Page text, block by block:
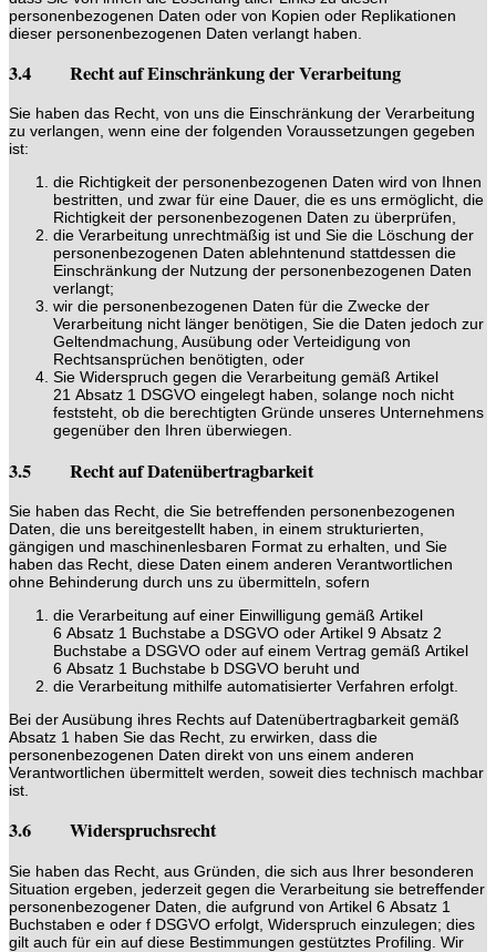
personenbezogenen Daten oder von Kopien oder Replikationen
dieser personenbezogenen Daten verlangt haben.
3.4 Recht auf Einschränkung der Verarbeitung
Sie haben das Recht, von uns die Einschränkung der Verarbeitung
zu verlangen, wenn eine der folgenden Voraussetzungen gegeben
ist:
die Richtigkeit der personenbezogenen Daten wird von Ihnen
bestritten, und zwar für eine Dauer, die es uns ermöglicht, die
Richtigkeit der personenbezogenen Daten zu überprüfen,
die Verarbeitung unrechtmäßig ist und Sie die Löschung der
personenbezogenen Daten ablehntenund stattdessen die
Einschränkung der Nutzung der personenbezogenen Daten
verlangt;
wir die personenbezogenen Daten für die Zwecke der
Verarbeitung nicht länger benötigen, Sie die Daten jedoch zur
Geltendmachung, Ausübung oder Verteidigung von
Rechtsansprüchen benötigten, oder
Sie Widerspruch gegen die Verarbeitung gemäß Artikel
21 Absatz 1 DSGVO eingelegt haben, solange noch nicht
feststeht, ob die berechtigten Gründe unseres Unternehmens
gegenüber den Ihren überwiegen.
3.5 Recht auf Datenübertragbarkeit
Sie haben das Recht, die Sie betreffenden personenbezogenen
Daten, die uns bereitgestellt haben, in einem strukturierten,
gängigen und maschinenlesbaren Format zu erhalten, und Sie
haben das Recht, diese Daten einem anderen Verantwortlichen
ohne Behinderung durch uns zu übermitteln, sofern
die Verarbeitung auf einer Einwilligung gemäß Artikel
6 Absatz 1 Buchstabe a DSGVO oder Artikel 9 Absatz 2
Buchstabe a DSGVO oder auf einem Vertrag gemäß Artikel
6 Absatz 1 Buchstabe b DSGVO beruht und
die Verarbeitung mithilfe automatisierter Verfahren erfolgt.
Bei der Ausübung ihres Rechts auf Datenübertragbarkeit gemäß
Absatz 1 haben Sie das Recht, zu erwirken, dass die
personenbezogenen Daten direkt von uns einem anderen
Verantwortlichen übermittelt werden, soweit dies technisch machbar
ist.
3.6 Widerspruchsrecht
Sie haben das Recht, aus Gründen, die sich aus Ihrer besonderen
Situation ergeben, jederzeit gegen die Verarbeitung sie betreffender
personenbezogener Daten, die aufgrund von Artikel 6 Absatz 1
Buchstaben e oder f DSGVO erfolgt, Widerspruch einzulegen; dies
gilt auch für ein auf diese Bestimmungen gestütztes Profiling. Wir